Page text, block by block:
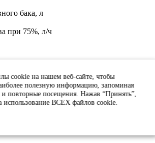
бака, л
при 75%, л/ч
cookie на нашем веб-сайте, чтобы
полезную информацию, запоминая
повторные посещения. Нажав “Принять”,
использование ВСЕХ файлов cookie.